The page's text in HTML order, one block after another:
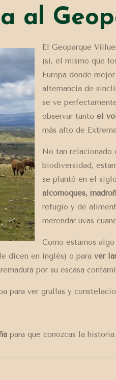
al
El Geoparque
(sí, el mismo que
Europa donde
alternancia de
se ve
observar tanto el
más alto de
No tan relacionado
biodiversidad,
se plantó en el
alcornoques,
refugio y de
merendar uvas
Como estamos
dicen en inglés) o para ver
por su escasa
para ver grullas y
para que conozcas la